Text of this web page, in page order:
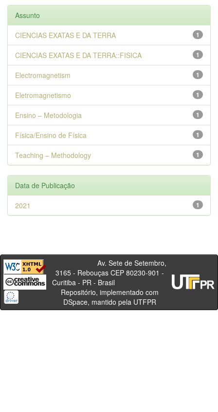
Assunto
1
CIENCIAS EXATAS E DA TERRA
1
CIENCIAS EXATAS E DA TERRA::FISICA
1
Electromagnetism
1
Eletromagnetismo
1
Ensino – Metodologia
1
Física/Ensino de Física
1
Teaching – Methodology
Data de Publicação
1
2021
Av. Sete de Setembro,
3165 - Rebouças CEP 80230-901 -
Curitiba - PR - Brasil
Repositório, implementado com
DSpace, mantido pela UTFPR